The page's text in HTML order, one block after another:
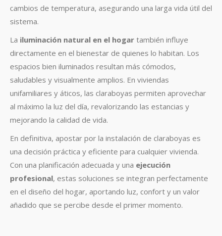
cambios de temperatura, asegurando una larga vida útil del
sistema.
La iluminación natural en el hogar también influye
directamente en el bienestar de quienes lo habitan. Los
espacios bien iluminados resultan más cómodos,
saludables y visualmente amplios. En viviendas
unifamiliares y áticos, las claraboyas permiten aprovechar
al máximo la luz del día, revalorizando las estancias y
mejorando la calidad de vida.
En definitiva, apostar por la instalación de claraboyas es
una decisión práctica y eficiente para cualquier vivienda.
Con una planificación adecuada y una ejecución
profesional, estas soluciones se integran perfectamente
en el diseño del hogar, aportando luz, confort y un valor
añadido que se percibe desde el primer momento.